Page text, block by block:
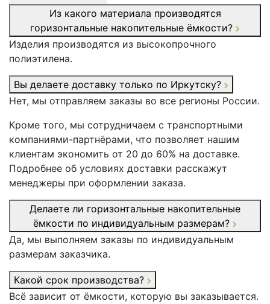
Из какого материала производятся
горизонтальные накопительные ёмкости?
Изделия производятся из высокопрочного
полиэтилена.
Вы делаете доставку только по Иркутску?
Нет, мы отправляем заказы во все регионы России.
Кроме того, мы сотрудничаем с транспортными
компаниями-партнёрами, что позволяет нашим
клиентам экономить от 20 до 60% на доставке.
Подробнее об условиях доставки расскажут
менеджеры при оформлении заказа.
Делаете ли горизонтальные накопительные
ёмкости по индивидуальным размерам?
Да, мы выполняем заказы по индивидуальным
размерам заказчика.
Какой срок производства?
Всё зависит от ёмкости, которую вы заказывается.